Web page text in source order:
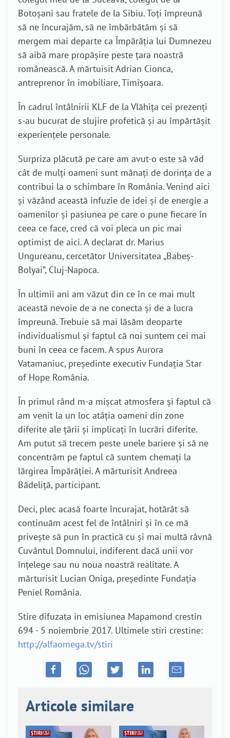
Botoșani sau fratele de la Sibiu. Toți împreună
să ne încurajăm, să ne îmbărbătăm și să
mergem mai departe ca Împărăția lui Dumnezeu
să aibă mare propășire peste țara noastră
românească. A mărtuisit Adrian Cionca,
antreprenor în imobiliare, Timișoara.
În cadrul întâlnirii KLF de la Vlăhița cei prezenți
s-au bucurat de slujire profetică și au împărtășit
experiențele personale.
Surpriza plăcută pe care am avut-o este să văd
cât de mulți oameni sunt mânați de dorința de a
contribui la o schimbare în România. Venind aici
și văzând această infuzie de idei și de energie a
oamenilor și pasiunea pe care o pune fiecare în
ceea ce face, cred că voi pleca un pic mai
optimist de aici. A declarat dr. Marius
Ungureanu, cercetător Universitatea „Babeș-
Bolyai”, Cluj-Napoca.
În ultimii ani am văzut din ce în ce mai mult
această nevoie de a ne conecta și de a lucra
împreună. Trebuie să mai lăsăm deoparte
individualismul și faptul că noi suntem cei mai
buni în ceea ce facem. A spus Aurora
Vatamaniuc, președinte executiv Fundația Star
of Hope România.
În primul rând m-a mișcat atmosfera și faptul că
am venit la un loc atâția oameni din zone
diferite ale țării și implicați în lucrări diferite.
Am putut să trecem peste unele bariere și să ne
concentrăm pe faptul că suntem chemați la
lărgirea Împărăției. A mărturisit Andreea
Bădeliță, participant.
Deci, plec acasă foarte încurajat, hotărât să
continuăm acest fel de întâlniri și în ce mă
privește să pun în practică cu și mai multă râvnă
Cuvântul Domnului, indiferent dacă unii vor
înțelege sau nu noua noastră realitate. A
mărturisit Lucian Oniga, președinte Fundația
Peniel România.
Stire difuzata in emisiunea Mapamond crestin
694 - 5 noiembrie 2017. Ultimele stiri crestine:
http://alfaomega.tv/stiri
Articole similare